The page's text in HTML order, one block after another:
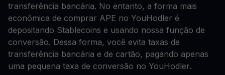
transferência bancária. No entanto, a forma mais
econômica de comprar APE no YouHodler é
depositando Stablecoins e usando nossa função de
conversão. Dessa forma, você evita taxas de
transferência bancária e de cartão, pagando apenas
uma pequena taxa de conversão no YouHodler.